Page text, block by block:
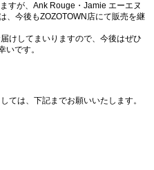
すが、Ank Rouge・Jamie エーエヌ
、今後もZOZOTOWN店にて販売を継
けしてまいりますので、今後はぜひ
いです。
ては、下記までお願いいたします。